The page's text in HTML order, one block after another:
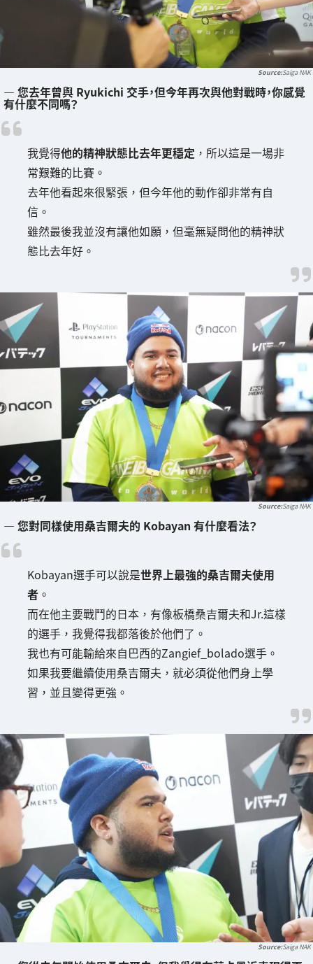
Saiga NAK
― 您去年曾與 Ryukichi 交手，但今年再次與他對戰時，你感覺
有什麼不同嗎？
我覺得他的精神狀態比去年更穩定 ，所以這是一場非
常艱難的比賽。
去年他看起來很緊張，但今年他的動作卻非常有自
信。
雖然最後我並沒有讓他如願，但毫無疑問他的精神狀
態比去年好。
Saiga NAK
― 您對同樣使用桑吉爾夫的 Kobayan 有什麼看法？
Kobayan選手可以說是世界上最強的桑吉爾夫使用
者 。
而在他主要戰鬥的日本，有像板橋桑吉爾夫和Jr.這樣
的選手，我覺得我都落後於他們了。
我也有可能輸給來自巴西的Zangief_bolado選手。
如果我要繼續使用桑吉爾夫，就必須從他們身上學
習，並且變得更強。
Saiga NAK